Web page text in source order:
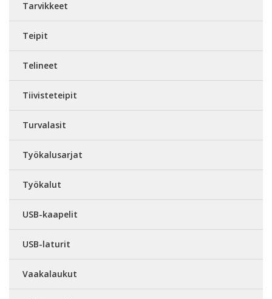
Tarvikkeet
Teipit
Telineet
Tiivisteteipit
Turvalasit
Työkalusarjat
Työkalut
USB-kaapelit
USB-laturit
Vaakalaukut